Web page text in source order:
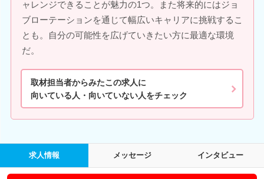
ャレンジできることが魅力の1つ。また将来的にはジョ
ブローテーションを通じて幅広いキャリアに挑戦するこ
とも。自分の可能性を広げていきたい方に最適な環境
だ。
取材担当者からみたこの求人に
向いている人・向いていない人をチェック
求人情報 メッセージ インタビュー